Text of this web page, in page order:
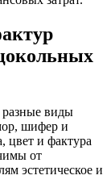
виды
шифер и
цвет и фактура
от
эстетическое и